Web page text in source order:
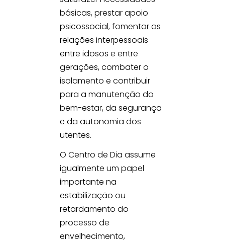
básicas, prestar apoio
psicossocial, fomentar as
relações interpessoais
entre idosos e entre
gerações, combater o
isolamento e contribuir
para a manutenção do
bem-estar, da segurança
e da autonomia dos
utentes.
O Centro de Dia assume
igualmente um papel
importante na
estabilização ou
retardamento do
processo de
envelhecimento,